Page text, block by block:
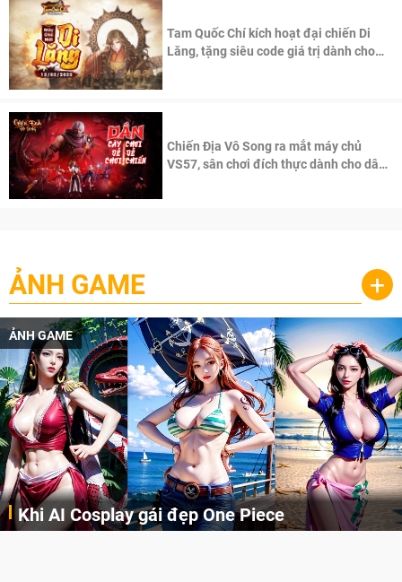
Tam Quốc Chí kích hoạt đại chiến Di
Lăng, tặng siêu code giá trị dành cho
Chiến Địa Vô Song ra mắt máy chủ
VS57, sân chơi đích thực dành cho dân
ẢNH GAME +
ẢNH GAME
Cosplay Xiangling siêu cute